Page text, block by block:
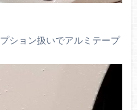
ション扱いでアルミテープ